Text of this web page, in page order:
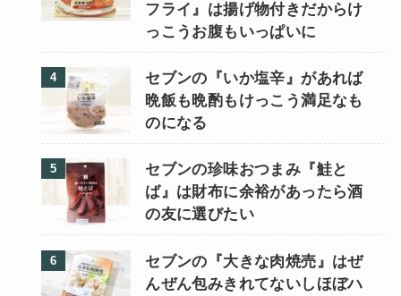
フライ』は揚げ物付きだからけ
っこうお腹もいっぱいに
セブンの『いか塩辛』があれば
晩飯も晩酌もけっこう満足なも
のになる
セブンの珍味おつまみ『鮭と
ば』は財布に余裕があったら酒
の友に選びたい
セブンの『大きな肉焼売』はぜ
んぜん包みきれてないしほぼハ